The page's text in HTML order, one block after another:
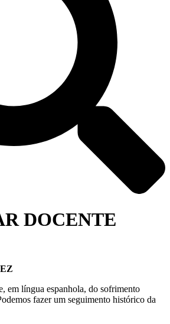
DOCENTE
em língua espanhola, do sofrimento
fazer um seguimento histórico da